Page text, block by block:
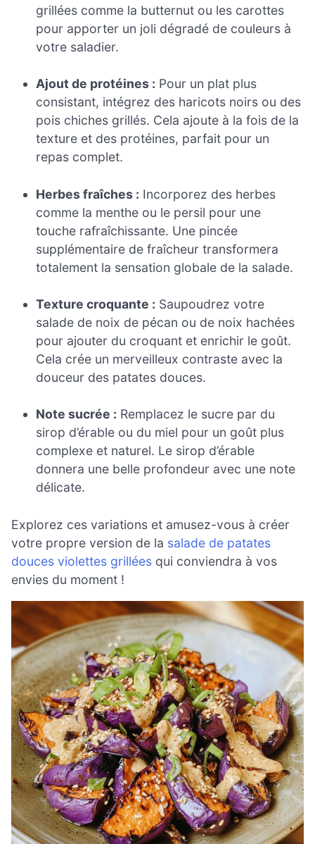
grillées comme la butternut ou les carottes
pour apporter un joli dégradé de couleurs à
votre saladier.
Ajout de protéines : Pour un plat plus
consistant, intégrez des haricots noirs ou des
pois chiches grillés. Cela ajoute à la fois de la
texture et des protéines, parfait pour un
repas complet.
Herbes fraîches : Incorporez des herbes
comme la menthe ou le persil pour une
touche rafraîchissante. Une pincée
supplémentaire de fraîcheur transformera
totalement la sensation globale de la salade.
Texture croquante : Saupoudrez votre
salade de noix de pécan ou de noix hachées
pour ajouter du croquant et enrichir le goût.
Cela crée un merveilleux contraste avec la
douceur des patates douces.
Note sucrée : Remplacez le sucre par du
sirop d’érable ou du miel pour un goût plus
complexe et naturel. Le sirop d’érable
donnera une belle profondeur avec une note
délicate.
Explorez ces variations et amusez-vous à créer
votre propre version de la salade de patates
douces violettes grillées qui conviendra à vos
envies du moment !